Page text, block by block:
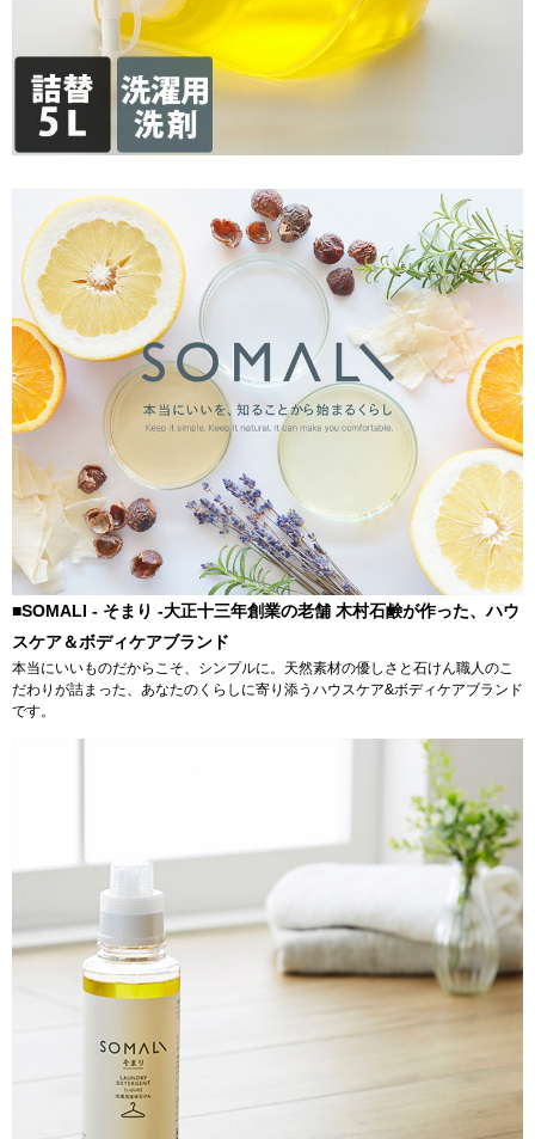
■SOMALI - そまり -大正十三年創業の老舗 木村石鹸が作った、ハウ
スケア＆ボディケアブランド
本当にいいものだからこそ、シンプルに。天然素材の優しさと石けん職人のこ
だわりが詰まった、あなたのくらしに寄り添うハウスケア&ボディケアブランド
です。